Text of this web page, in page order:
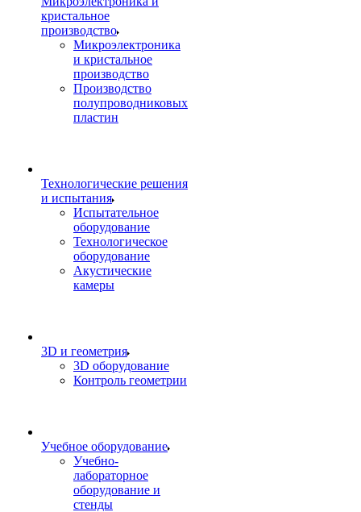
кристальное
производство
Микроэлектроника
и кристальное
производство
Производство
полупроводниковых
пластин
Технологические решения
и испытания
Испытательное
оборудование
Технологическое
оборудование
Акустические
камеры
3D и геометрия
3D оборудование
Контроль геометрии
Учебное оборудование
Учебно-
лабораторное
оборудование и
стенды